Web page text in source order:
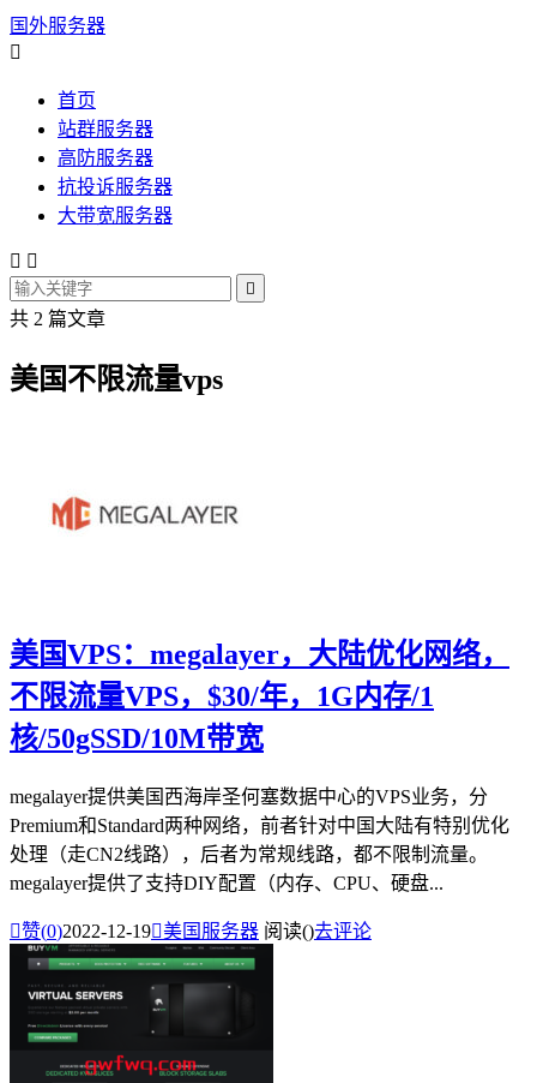
国外服务器

首页
站群服务器
高防服务器
抗投诉服务器
大带宽服务器
 

共 2 篇文章
美国不限流量vps
美国VPS：megalayer，大陆优化网络，
不限流量VPS，$30/年，1G内存/1
核/50gSSD/10M带宽
megalayer提供美国西海岸圣何塞数据中心的VPS业务，分
Premium和Standard两种网络，前者针对中国大陆有特别优化
处理（走CN2线路），后者为常规线路，都不限制流量。
megalayer提供了支持DIY配置（内存、CPU、硬盘...
赞(0)2022-12-19美国服务器 阅读()去评论